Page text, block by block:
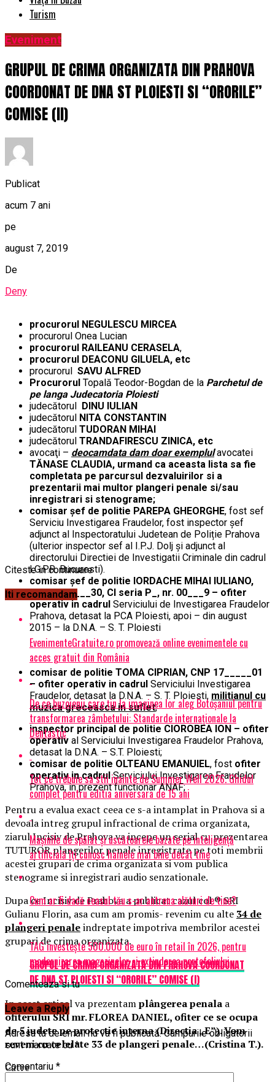
Turism
Eveniment
GRUPUL DE CRIMA ORGANIZATA DIN PRAHOVA
COORDONAT DE DNA ST PLOIESTI SI “ORORILE”
COMISE (II)
Publicat
acum 7 ani
pe
august 7, 2019
De
Deny
procurorul NEGULESCU MIRCEA
procurorul Onea Lucian
procurorul RAILEANU CERASELA,
procurorul DEACONU GILUELA, etc
procurorul SAVU ALFRED
Procurorul Topală Teodor-Bogdan de la Parchetul de
pe langa Judecatoria Ploiesti
judecătorul DINU IULIAN
judecătorul NITA CONSTANTIN
judecătorul TUDORAN MIHAI
judecătorul TRANDAFIRESCU ZINICA, etc
avocaţi – deocamdata dam doar exemplulavocatei
TĂNASE CLAUDIA, urmand ca aceasta lista sa fie
completata pe parcursul dezvaluirilor si a
prezentarii mai multor plangeri penale si/sau
inregistrari si stenograme;
comisar șef de politie PAREPA GHEORGHE, fost sef
Serviciu Investigarea Fraudelor, fost inspector șef
adjunct al Inspectoratului Judetean de Poliție Prahova
(ulterior inspector sef al I.P.J. Dolj și adjunct al
directorului Directiei de Investigatii Criminale din cadrul
I.G.P.R. Bucuresti).
comisar șef de politie IORDACHE MIHAI IULIANO,
CNP 16_____30, CI seria P_, nr. 00___9 – ofiter
operativ in cadrul Serviciului de Investigarea Fraudelor
Prahova, detasat la PCA Ploiesti, apoi – din august
2015 – la D.N.A. – S. T. Ploiesti
comisar de politie TOMA CIPRIAN, CNP 17_____01
– ofiter operativ in cadrul Serviciului Investigarea
Fraudelor, detasat la D.N.A. – S. T. Ploiesti, militianul cu
muzica greceasca in suflet;
inspector principal de politie CIOROBEA ION – ofiter
operativ al Serviciului Investigarea Fraudelor Prahova,
detasat la D.N.A. – S.T. Ploiesti;
comisar de politie OLTEANU EMANUIEL, fost ofiter
operativ in cadrulServiciului Investigarea Fraudelor
Prahova, in prezent functionar ANAF;
Pentru a evalua exact ceea ce s-a intamplat in Prahova si a
devoala intreg grupul infractional de crima organizata,
ziarul Incisiv de Prahova va incepe un serial cu prezentarea
TUTUROR plangerilor penale inregistrate pe toti membrii
acestei grupari de crima organizata si vom publica
stenograme si inregistrari audio senzationale.
Dupa ce Incisiv de Prahova a publicat cazul col ® SRI
Gulianu Florin, asa cum am promis- revenim cu alte 34 de
plangeri penaleindreptate impotriva membrilor acestei
grupari de crima organizata.
GRUPUL DE CRIMA ORGANIZATA DIN PRAHOVA COORDONAT
DE DNA ST PLOIESTI SI “ORORILE” COMISE (I)
In acest articol va prezentamplângerea penala a
ofiterului SRI mr. FLOREA DANIEL, ofiter ce se ocupa
de 5 judete pe protectie interna (Directia „E”). Vom
reveni cu celelate 33 de plangeri penale…(Cristina T.).
Către
Citeste in continuare
Iti recomandam
EvenimenteGratuite.ro promovează online evenimentele cu
acces gratuit din România
De ce buzoienii care țin la imaginea lor aleg Botoșaniul pentru
transformarea zâmbetului: Standarde internaționale la
Dentastic
Tot ce trebuie sa stii inainte de Summer Well 2026. Ghidul
complet pentru editia aniversara de 15 ani
Mașinile de spălat și uscătoarele bazate pe inteligență
artificială îți cunosc hainele mai bine decât tine
Cum ar fi dacă ceasul tău s-ar antrena alături de tine?
TAG investește 500.000 de euro în retail în 2026, pentru
modernizarea magazinelor și extinderea portofoliului
Comenteaza si tu
Leave a Reply
Adresa ta de email nu va fi publicată. Câmpurile obligatorii
sunt marcate cu*
Comentariu *